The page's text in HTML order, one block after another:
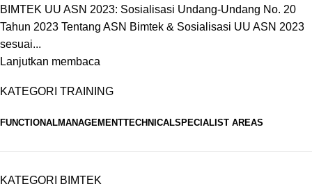
KATEGORI TRAINING
FUNCTIONALMANAGEMENTTECHNICALSPECIALIST AREAS
KATEGORI BIMTEK
BIMTEK UU ASN 2023: Sosialisasi Undang-Undang No. 20
Tahun 2023 Tentang ASN Bimtek & Sosialisasi UU ASN 2023
sesuai...
Lanjutkan membaca